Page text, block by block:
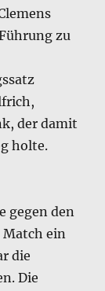
zu
der damit
holte.
gegen den
Match ein
die
Die